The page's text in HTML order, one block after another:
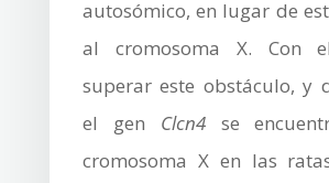
autosómico, en lugar de
al cromosoma X. Con
superar este obstáculo, y
el gen Clcn4se
cromosoma X en las